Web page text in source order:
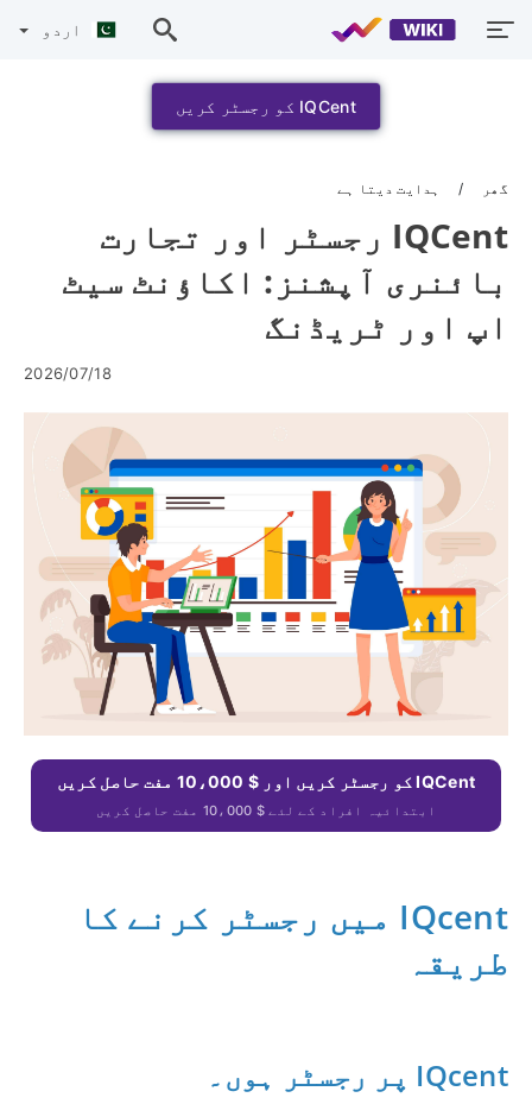
اردو
IQCent کو رجسٹر کریں
گھر ہدایت دیتا ہے
IQCent رجسٹر اور تجارت
بائنری آپشنز: اکاؤنٹ سیٹ
اپ اور ٹریڈنگ
2026/07/18
IQCent کو رجسٹر کریں اور $ 10،000 مفت حاصل کریں
ابتدائیہ افراد کے لئے $ 10،000 مفت حاصل کریں
IQcent میں رجسٹر کرنے کا
طریقہ
IQcent پر رجسٹر ہوں۔